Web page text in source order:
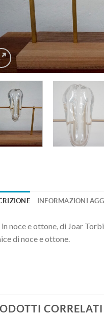
INFORMAZIONI
in noce e ottone, di Joar
di noce e ottone.
CORRELATI